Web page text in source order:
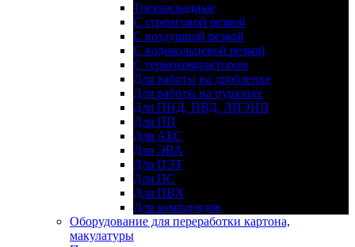
Трехкаскадные
С стренговой резкой
С воздушной резкой
С водокольцевой резкой
С термокомпактором
Для работы на дробленке
Для работы на пушонке
Для ПНД, ПВД, ЛПЭНП
Для ПП
Для АБС
Для ЭВА
Для ПЭТ
Для ПС
Для ПВХ
Для компаундов
Оборудование для переработки картона,
макулатуры